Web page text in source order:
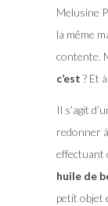
Melusine
la même
contente.
c’est ? Et
Il s’agit
redonner
effectuant
huile de
petit objet